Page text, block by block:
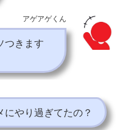
アゲアゲくん
つきます
にやり過ぎてたの？